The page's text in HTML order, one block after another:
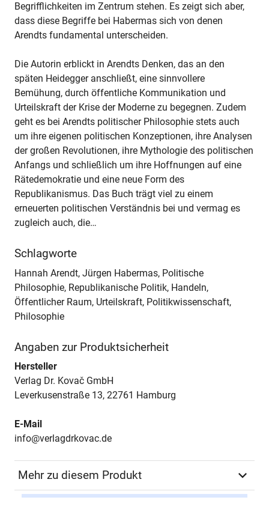
Begrifflichkeiten im Zentrum stehen. Es zeigt sich aber,
dass diese Begriffe bei Habermas sich von denen
Arendts fundamental unterscheiden.
Die Autorin erblickt in Arendts Denken, das an den
späten Heidegger anschließt, eine sinnvollere
Bemühung, durch öffentliche Kommunikation und
Urteilskraft der Krise der Moderne zu begegnen. Zudem
geht es bei Arendts politischer Philosophie stets auch
um ihre eigenen politischen Konzeptionen, ihre Analysen
der großen Revolutionen, ihre Mythologie des politischen
Anfangs und schließlich um ihre Hoffnungen auf eine
Rätedemokratie und eine neue Form des
Republikanismus. Das Buch trägt viel zu einem
erneuerten politischen Verständnis bei und vermag es
zugleich auch, die…
Schlagworte
Hannah Arendt, Jürgen Habermas, Politische
Philosophie, Republikanische Politik, Handeln,
Öffentlicher Raum, Urteilskraft, Politikwissenschaft,
Philosophie
Angaben zur Produktsicherheit
Hersteller
Verlag Dr. Kovač GmbH
Leverkusenstraße 13, 22761 Hamburg
E-Mail
info@verlagdrkovac.de
Mehr zu diesem Produkt